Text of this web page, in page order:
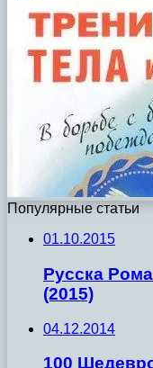
Популярные статьи
01.10.2015
Русска
(2015)
04.12.2014
100